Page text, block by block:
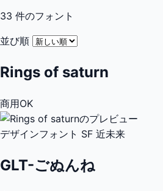
33 件のフォント
並び順
Rings of saturn
商用OK
デザインフォント SF 近未来
GLT-ごぬんね